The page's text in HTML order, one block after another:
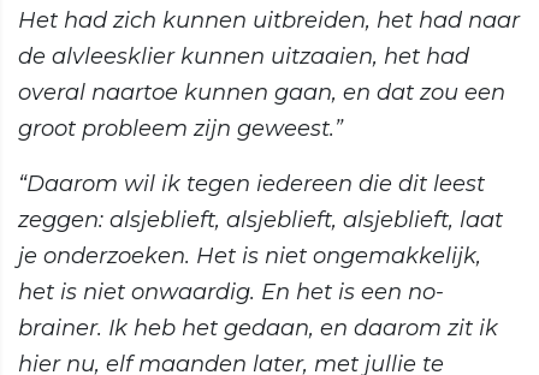
Het had zich kunnen uitbreiden, het had naar
de alvleesklier kunnen uitzaaien, het had
overal naartoe kunnen gaan, en dat zou een
groot probleem zijn geweest.”
“Daarom wil ik tegen iedereen die dit leest
zeggen: alsjeblieft, alsjeblieft, alsjeblieft, laat
je onderzoeken. Het is niet ongemakkelijk,
het is niet onwaardig. En het is een no-
brainer. Ik heb het gedaan, en daarom zit ik
hier nu, elf maanden later, met jullie te